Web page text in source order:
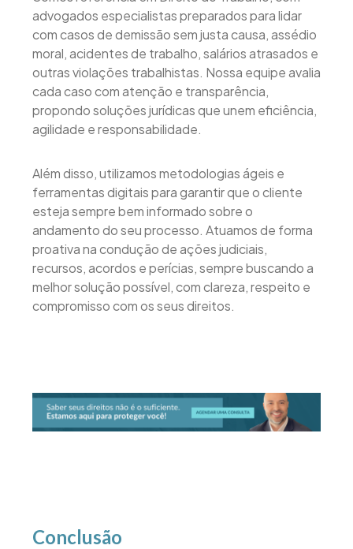
advogados especialistas preparados para lidar
com casos de demissão sem justa causa, assédio
moral, acidentes de trabalho, salários atrasados e
outras violações trabalhistas. Nossa equipe avalia
cada caso com atenção e transparência,
propondo soluções jurídicas que unem eficiência,
agilidade e responsabilidade.
Além disso, utilizamos metodologias ágeis e
ferramentas digitais para garantir que o cliente
esteja sempre bem informado sobre o
andamento do seu processo. Atuamos de forma
proativa na condução de ações judiciais,
recursos, acordos e perícias, sempre buscando a
melhor solução possível, com clareza, respeito e
compromisso com os seus direitos.
Conclusão